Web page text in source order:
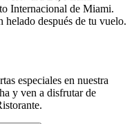
Internacional de Miami.
después de tu vuelo.
especiales en nuestra
y ven a disfrutar de